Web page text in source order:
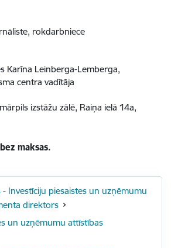
rokdarbniece
Karīna Leinberga-Lemberga,
centra vadītāja
izstāžu zālē, Raiņa ielā 14a,
maksas.
Investīciju piesaistes un uzņēmumu
direktors
un uzņēmumu attīstības